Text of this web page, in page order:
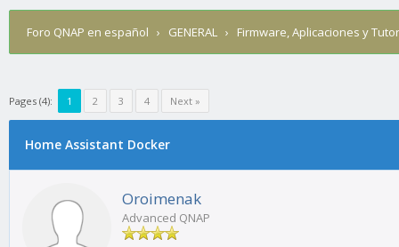
Foro QNAP en español › GENERAL › Firmware, Aplicaciones y
Pages (4): 1 2 3 4 Next »
Home Assistant Docker
Oroimenak
Advanced QNAP